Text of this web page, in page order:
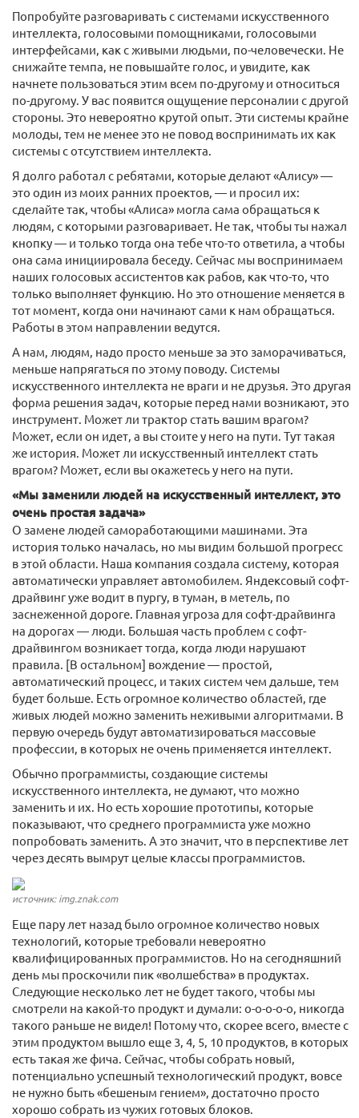
Попробуйте разговаривать с системами искусственного
интеллекта, голосовыми помощниками, голосовыми
интерфейсами, как с живыми людьми, по-человечески. Не
снижайте темпа, не повышайте голос, и увидите, как
начнете пользоваться этим всем по-другому и относиться
по-другому. У вас появится ощущение персоналии с другой
стороны. Это невероятно крутой опыт. Эти системы крайне
молоды, тем не менее это не повод воспринимать их как
системы с отсутствием интеллекта.
Я долго работал с ребятами, которые делают «Алису» —
это один из моих ранних проектов, — и просил их:
сделайте так, чтобы «Алиса» могла сама обращаться к
людям, с которыми разговаривает. Не так, чтобы ты нажал
кнопку — и только тогда она тебе что-то ответила, а чтобы
она сама инициировала беседу. Сейчас мы воспринимаем
наших голосовых ассистентов как рабов, как что-то, что
только выполняет функцию. Но это отношение меняется в
тот момент, когда они начинают сами к нам обращаться.
Работы в этом направлении ведутся.
А нам, людям, надо просто меньше за это заморачиваться,
меньше напрягаться по этому поводу. Системы
искусственного интеллекта не враги и не друзья. Это другая
форма решения задач, которые перед нами возникают, это
инструмент. Может ли трактор стать вашим врагом?
Может, если он идет, а вы стоите у него на пути. Тут такая
же история. Может ли искусственный интеллект стать
врагом? Может, если вы окажетесь у него на пути.
«Мы заменили людей на искусственный интеллект, это
очень простая задача»
О замене людей самоработающими машинами. Эта
история только началась, но мы видим большой прогресс
в этой области. Наша компания создала систему, которая
автоматически управляет автомобилем. Яндексовый софт-
драйвинг уже водит в пургу, в туман, в метель, по
заснеженной дороге. Главная угроза для софт-драйвинга
на дорогах — люди. Большая часть проблем с софт-
драйвингом возникает тогда, когда люди нарушают
правила. [В остальном] вождение — простой,
автоматический процесс, и таких систем чем дальше, тем
будет больше. Есть огромное количество областей, где
живых людей можно заменить неживыми алгоритмами. В
первую очередь будут автоматизироваться массовые
профессии, в которых не очень применяется интеллект.
Обычно программисты, создающие системы
искусственного интеллекта, не думают, что можно
заменить и их. Но есть хорошие прототипы, которые
показывают, что среднего программиста уже можно
попробовать заменить. А это значит, что в перспективе лет
через десять вымрут целые классы программистов.
источник: img.znak.com
Еще пару лет назад было огромное количество новых
технологий, которые требовали невероятно
квалифицированных программистов. Но на сегодняшний
день мы проскочили пик «волшебства» в продуктах.
Следующие несколько лет не будет такого, чтобы мы
смотрели на какой-то продукт и думали: о-о-о-о-о, никогда
такого раньше не видел! Потому что, скорее всего, вместе с
этим продуктом вышло еще 3, 4, 5, 10 продуктов, в которых
есть такая же фича. Сейчас, чтобы собрать новый,
потенциально успешный технологический продукт, вовсе
не нужно быть «бешеным гением», достаточно просто
хорошо собрать из чужих готовых блоков.